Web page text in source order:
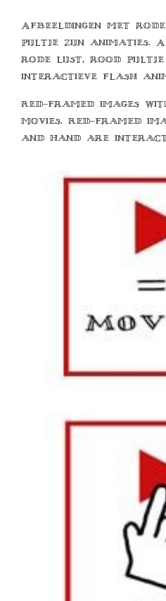
Afbeeldingen met
pijltje zijn animaties.
rode lijst, rood pijltje
interactieve flash
Red-framed images
movies. Red-framed
and hand are